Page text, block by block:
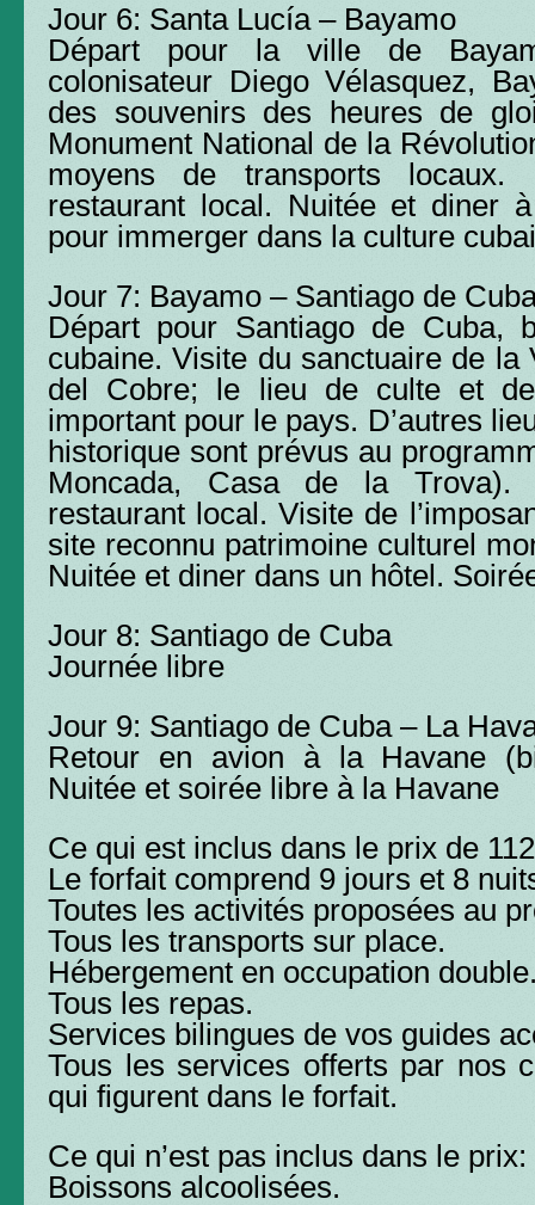
Jour 6: Santa Lucía – Bayamo
Départ pour la ville de
colonisateur Diego Vélasquez,
des souvenirs des heures de
Monument National de la
moyens de transports locaux.
restaurant local. Nuitée et diner
pour immerger dans la culture
Jour 7: Bayamo – Santiago de
Départ pour Santiago de Cuba,
cubaine. Visite du sanctuaire de la
del Cobre; le lieu de culte et
important pour le pays. D’autres
historique sont prévus au
Moncada, Casa de la Trova).
restaurant local. Visite de
site reconnu patrimoine culturel
Nuitée et diner dans un hôtel.
Jour 8: Santiago de Cuba
Journée libre
Jour 9: Santiago de Cuba – La
Retour en avion à la Havane
Nuitée et soirée libre à la Havane
Ce qui est inclus dans le prix de
Le forfait comprend 9 jours et 8
Toutes les activités proposées au
Tous les transports sur place.
Hébergement en occupation
Tous les repas.
Services bilingues de vos guides
Tous les services offerts par nos
qui figurent dans le forfait.
Ce qui n’est pas inclus dans le prix:
Boissons alcoolisées.